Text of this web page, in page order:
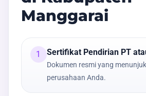
Manggarai
1 Sertifikat Pendirian PT
Dokumen resmi yang
perusahaan Anda.